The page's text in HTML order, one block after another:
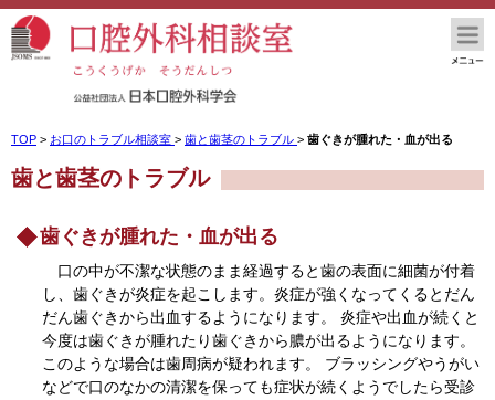
TOP > お口のトラブル相談室 > 歯と歯茎のトラブル > 歯ぐきが腫れた・血が出る
歯と歯茎のトラブル
歯ぐきが腫れた・血が出る
口の中が不潔な状態のまま経過すると歯の表面に細菌が付着
し、歯ぐきが炎症を起こします。炎症が強くなってくるとだん
だん歯ぐきから出血するようになります。 炎症や出血が続くと
今度は歯ぐきが腫れたり歯ぐきから膿が出るようになります。
このような場合は歯周病が疑われます。 ブラッシングやうがい
などで口のなかの清潔を保っても症状が続くようでしたら受診